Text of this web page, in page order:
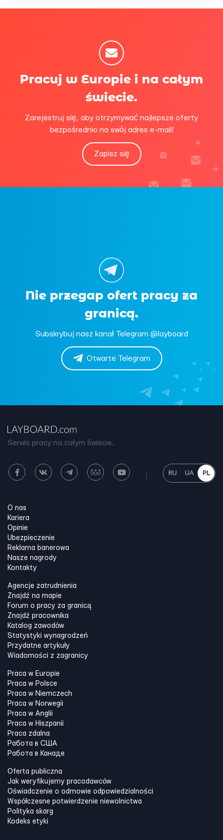
Pracuj w Europie i na całym
świecie.
Zarejestruj się, aby otrzymywać najlepsze oferty
bezpośrednio na swój adres e-mail!
Zapisz się
Nie przegap ofert pracy za
granicą.
Subskrybuj nasz kanał Telegram @layboard
Otwarte Telegram
Serwis pracy na całym świecie.
RU UA PL
O nas
Kariera
Opinie
Ubezpieczenie
Reklama banerowa
Nasze nagrody
Kontakty
Agencje zatrudnienia
Znajdź na mapie
Forum o pracy za granicą
Znajdź pracownika
Katalog zawodów
Statystyki wynagrodzeń
Przydatne artykuły
Wiadomości z zagranicy
Praca w Europie
Praca w Polsce
Praca w Niemczech
Praca w Norwegii
Praca w Anglii
Praca w Hiszpanii
Praca zdalna
Работа в США
Работа в Канадe
Oferta publiczna
Jak weryfikujemy pracodawców
Oświadczenie o odmowie odpowiedzialności
Współczesne potwierdzenie niewolnictwa
Polityka skarg
Kodeks etyki